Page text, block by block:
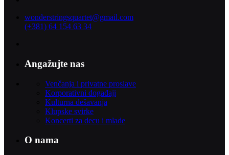
wonderstringsquartet@gmail.com
(+381) 64 154 63 34
Angažujte nas
Venčanja i privatne proslave
Korporativni događaji
Kulturna dešavanja
Klupske svirke
Koncerti za decu i mlade
O nama